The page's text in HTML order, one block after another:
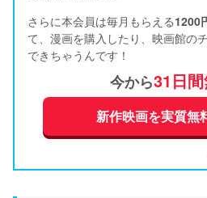
さらに本会員は毎月もらえる1200
て、漫画を購入したり、映画館の
できちゃうんです！
今から31日間
新作映画を実質無